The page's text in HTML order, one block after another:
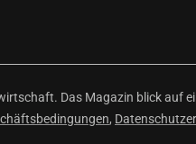
Das Magazin blick auf
,